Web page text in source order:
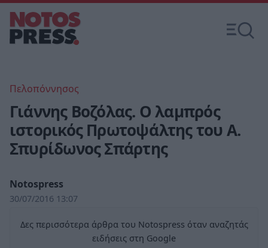
Πελοπόννησος
Γιάννης Βοζόλας. Ο λαμπρός
ιστορικός Πρωτοψάλτης του Α.
Σπυρίδωνος Σπάρτης
Notospress
30/07/2016 13:07
Δες περισσότερα άρθρα του Notospress όταν αναζητάς
ειδήσεις στη Google